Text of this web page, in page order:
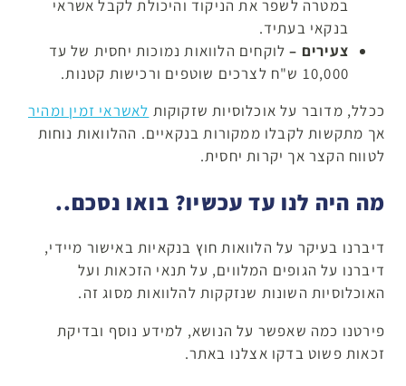
במטרה לשפר את הניקוד והיכולת לקבל אשראי
בנקאי בעתיד.
צעירים –לוקחים הלוואות נמוכות יחסית של עד
10,000 ש"ח לצרכים שוטפים ורכישות קטנות.
ככלל, מדובר על אוכלוסיות שזקוקות לאשראי זמין ומהיר
אך מתקשות לקבלו ממקורות בנקאיים. ההלוואות נוחות
לטווח הקצר אך יקרות יחסית.
מה היה לנו עד עכשיו? בואו נסכם..
דיברנו בעיקר על הלוואות חוץ בנקאיות באישור מיידי,
דיברנו על הגופים המלווים, על תנאי הזכאות ועל
האוכלוסיות השונות שנזקקות להלוואות מסוג זה.
פירטנו כמה שאפשר על הנושא, למידע נוסף ובדיקת
זכאות פשוט בדקו אצלנו באתר.